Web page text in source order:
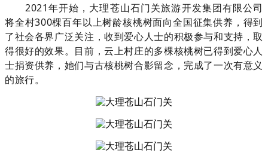
2021年开始，大理苍山石门关旅游开发集团有限公司
将全村300棵百年以上树龄核桃树面向全国征集供养，得到
了社会各界广泛关注，收到爱心人士的积极参与和支持，取
得很好的效果。目前，云上村庄的多棵核桃树已得到爱心人
士捐资供养，她们与古核桃树合影留念，完成了一次有意义
的旅行。